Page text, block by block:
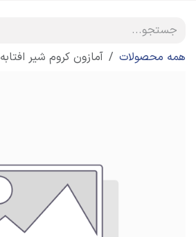
همه محصولات آمازون کروم شیر افتابه most